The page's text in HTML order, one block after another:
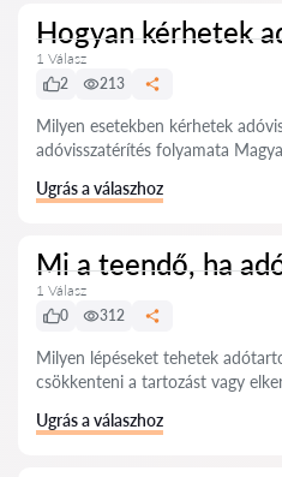
Hogyan kérhetek
1 Válasz
2
213
Milyen esetekben kérhetek
adóvisszatérítés folyamata
Ugrás a válaszhoz
Mi a teendő, ha
1 Válasz
0
312
Milyen lépéseket tehetek
csökkenteni a tartozást vagy
Ugrás a válaszhoz